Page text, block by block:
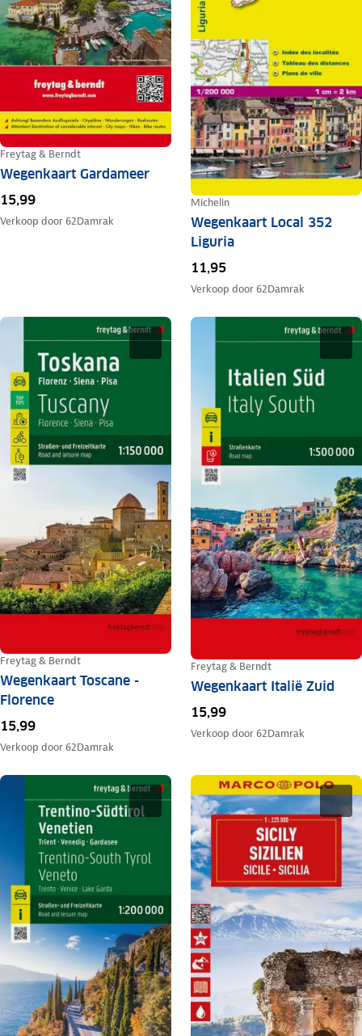
Freytag & Berndt
Wegenkaart Gardameer
15,99
Verkoop door 62Damrak
Michelin
Wegenkaart Local 352
Liguria
11,95
Verkoop door 62Damrak
Freytag & Berndt
Wegenkaart Toscane -
Florence
15,99
Verkoop door 62Damrak
Freytag & Berndt
Wegenkaart Italië Zuid
15,99
Verkoop door 62Damrak